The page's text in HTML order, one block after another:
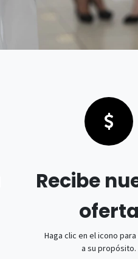
Recibe
oferta
Haga clic en el icono
a su propósito.